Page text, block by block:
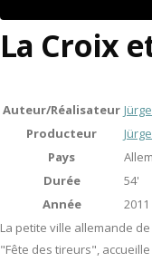
La Croix
Auteur/Réalisateur
Producteur
Pays
Durée
54'
Année
2011
La petite ville allemande
"Fête des tireurs",